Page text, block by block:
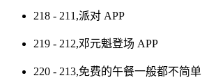
218 - 211,派对 APP
219 - 212,邓元魁登场 APP
220 - 213,免费的午餐一般都不简单